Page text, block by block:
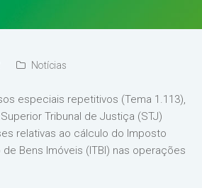
Notícias
especiais repetitivos (Tema 1.113),
Tribunal de Justiça (STJ)
relativas ao cálculo do Imposto
Bens Imóveis (ITBI) nas operações